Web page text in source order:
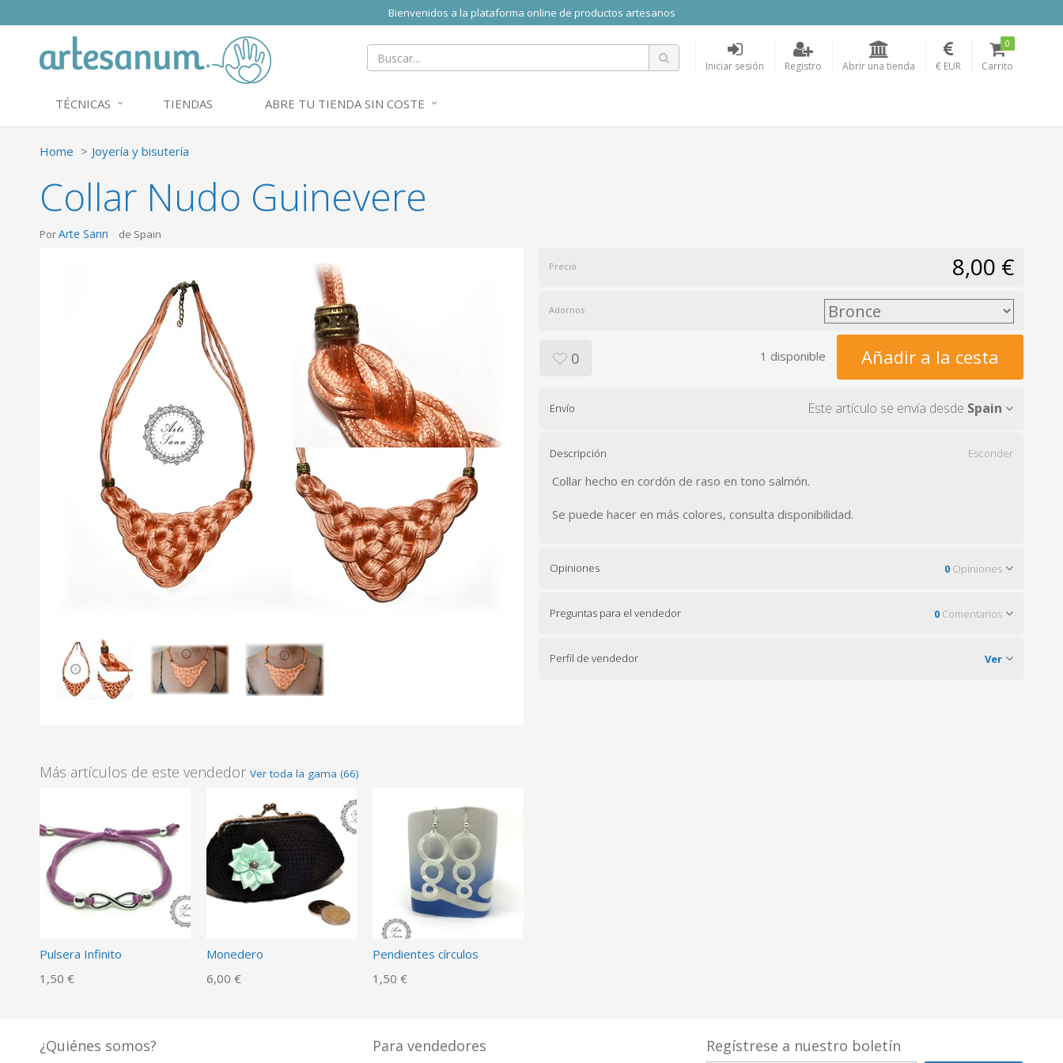
Bienvenidos a la plataforma online de productos artesanos
Iniciar sesión Registro Abrir una tienda € EUR Carrito
0
TÉCNICAS TIENDAS ABRE TU TIENDA SIN COSTE
Home Joyería y bisutería
Collar Nudo Guinevere
PorArte Sann de Spain
Más artículos de este vendedor Ver toda la gama (66)
Pulsera Infinito
1,50 €
Monedero
6,00 €
Pendientes círculos
1,50 €
Precio 8,00 €
Adornos
0 1 disponible Añadir a la cesta
Envío Este artículo se envía desde Spain
Descripción Esconder
Collar hecho en cordón de raso en tono salmón.
Se puede hacer en más colores, consulta disponibilidad.
Opiniones 0 Opiniones
Preguntas para el vendedor 0 Comentarios
Perfil de vendedor Ver
¿Quiénes somos? Para vendedores Regístrese a nuestro boletín